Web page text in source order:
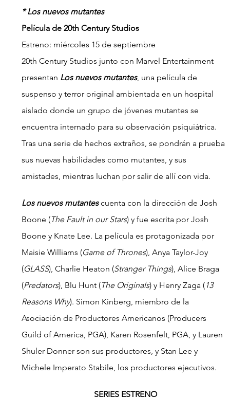
* Los nuevos mutantes
Película de 20th Century Studios
Estreno: miércoles 15 de septiembre
20th Century Studios junto con Marvel Entertainment
presentan Los nuevos mutantes, una película de
suspenso y terror original ambientada en un hospital
aislado donde un grupo de jóvenes mutantes se
encuentra internado para su observación psiquiátrica.
Tras una serie de hechos extraños, se pondrán a prueba
sus nuevas habilidades como mutantes, y sus
amistades, mientras luchan por salir de allí con vida.
Los nuevos mutantes cuenta con la dirección de Josh
Boone (The Fault in our Stars) y fue escrita por Josh
Boone y Knate Lee. La película es protagonizada por
Maisie Williams (Game of Thrones), Anya Taylor-Joy
(GLASS), Charlie Heaton (Stranger Things), Alice Braga
(Predators), Blu Hunt (The Originals) y Henry Zaga ( 13
Reasons Why). Simon Kinberg, miembro de la
Asociación de Productores Americanos (Producers
Guild of America, PGA), Karen Rosenfelt, PGA, y Lauren
Shuler Donner son sus productores, y Stan Lee y
Michele Imperato Stabile, los productores ejecutivos.
SERIES ESTRENO